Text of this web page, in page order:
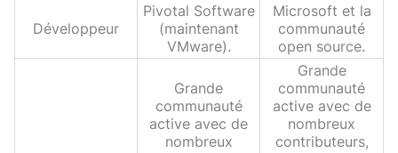
Développeur
Pivotal Software
(maintenant
VMware).
Microsoft et la
communauté
open source.
Grande
communauté
active avec de
nombreux
Grande
communauté
active avec de
nombreux
contributeurs,